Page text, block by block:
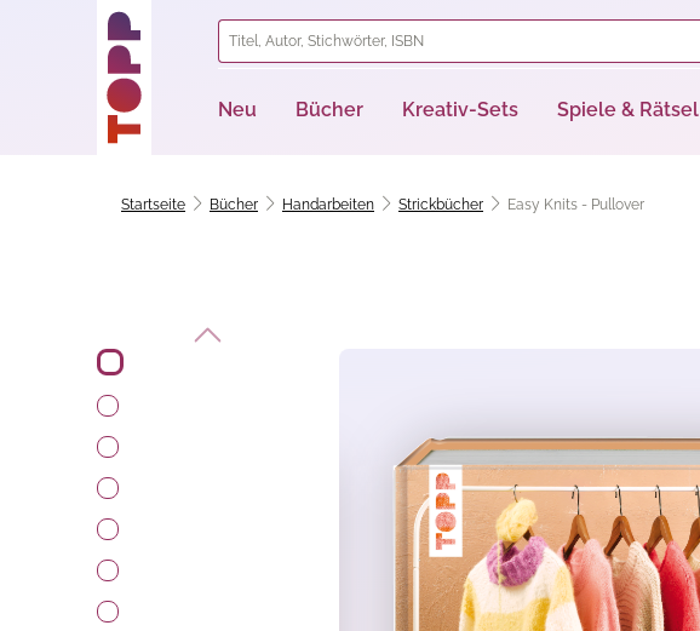
Zur Hauptnavigation springen
Neu Bücher Kreativ-Sets Spiele & Rätsel
Startseite Bücher Handarbeiten Strickbücher Easy Knits - Pullover
Bildergalerie überspringen